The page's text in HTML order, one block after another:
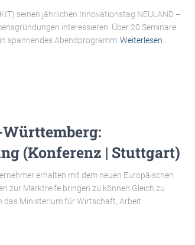
seinen jährlichen Innovationstag NEULAND –
interessieren. Über 20 Seminare
spannendes Abendprogramm Weiterlesen…
(Konferenz | Stuttgart)
erhalten mit dem neuen Europäischen
zur Marktreife bringen zu können.Gleich zu
das Ministerium für Wirtschaft, Arbeit